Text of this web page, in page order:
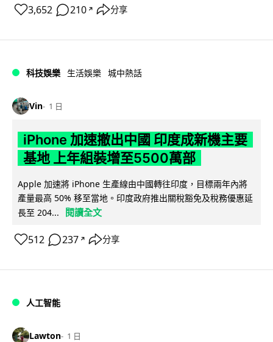
3,652 210 ↗ 分享
科技娛樂 生活娛樂 城中熱話
Vin 1 日
iPhone 加速撤出中國 印度成新機主要
基地 上年組裝增至5500萬部
Apple 加速將 iPhone 生產線由中國轉往印度，目標兩年內將
產量最高 50% 移至當地。印度政府推出關稅豁免及稅務優惠延
長至 204...
閱讀全文
512 237 ↗ 分享
人工智能
Lawton 1 日